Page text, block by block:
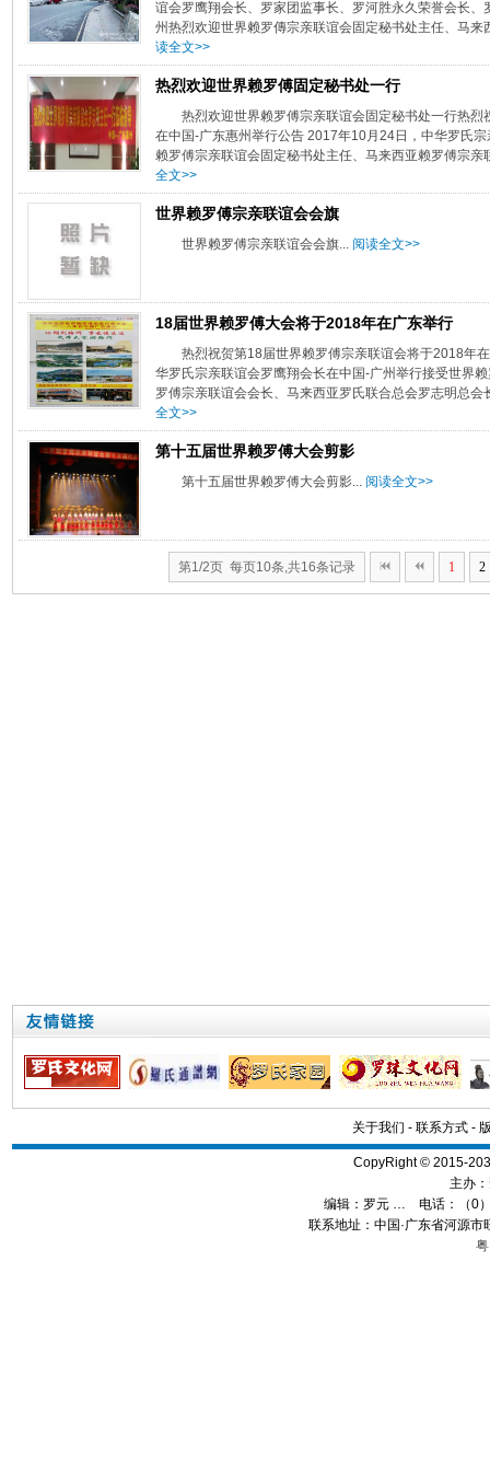
谊会罗鹰翔会长、罗家团监事长、罗河胜永久荣誉会长
州热烈欢迎世界赖罗傳宗亲联谊会固定秘书处主任、马
读全文>>
热烈欢迎世界赖罗傅固定秘书处一行
热烈欢迎世界赖罗傅宗亲联谊会固定秘书处一行热
在中国-广东惠州举行公告 2017年10月24日，中华罗氏
赖罗傅宗亲联谊会固定秘书处主任、马来西亚赖罗傅宗
全文>>
世界赖罗傅宗亲联谊会会旗
世界赖罗傅宗亲联谊会会旗... 阅读全文>>
18届世界赖罗傅大会将于2018年在广东举行
热烈祝贺第18届世界赖罗傅宗亲联谊会将于2018年
华罗氏宗亲联谊会罗鹰翔会长在中国-广州举行接受世界
罗傅宗亲联谊会会长、马来西亚罗氏联合总会罗志明总
全文>>
第十五届世界赖罗傅大会剪影
第十五届世界赖罗傅大会剪影... 阅读全文>>
第1/2页 每页10条,共16条记录 1 2
关于我们 - 联系方式-
CopyRight © 2015-
主办：
编辑： 罗元 … 电话：（0
联系地址：中国·广东省河源